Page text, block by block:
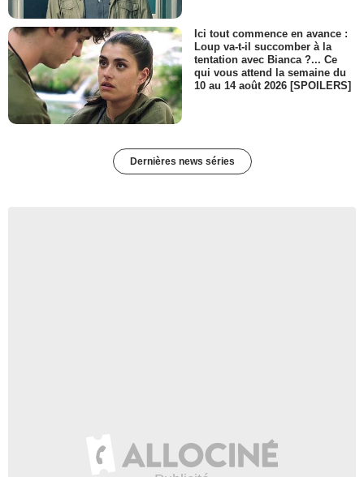
Ici tout commence en avance :
Loup va-t-il succomber à la
tentation avec Bianca ?... Ce
qui vous attend la semaine du
10 au 14 août 2026 [SPOILERS]
Dernières news séries